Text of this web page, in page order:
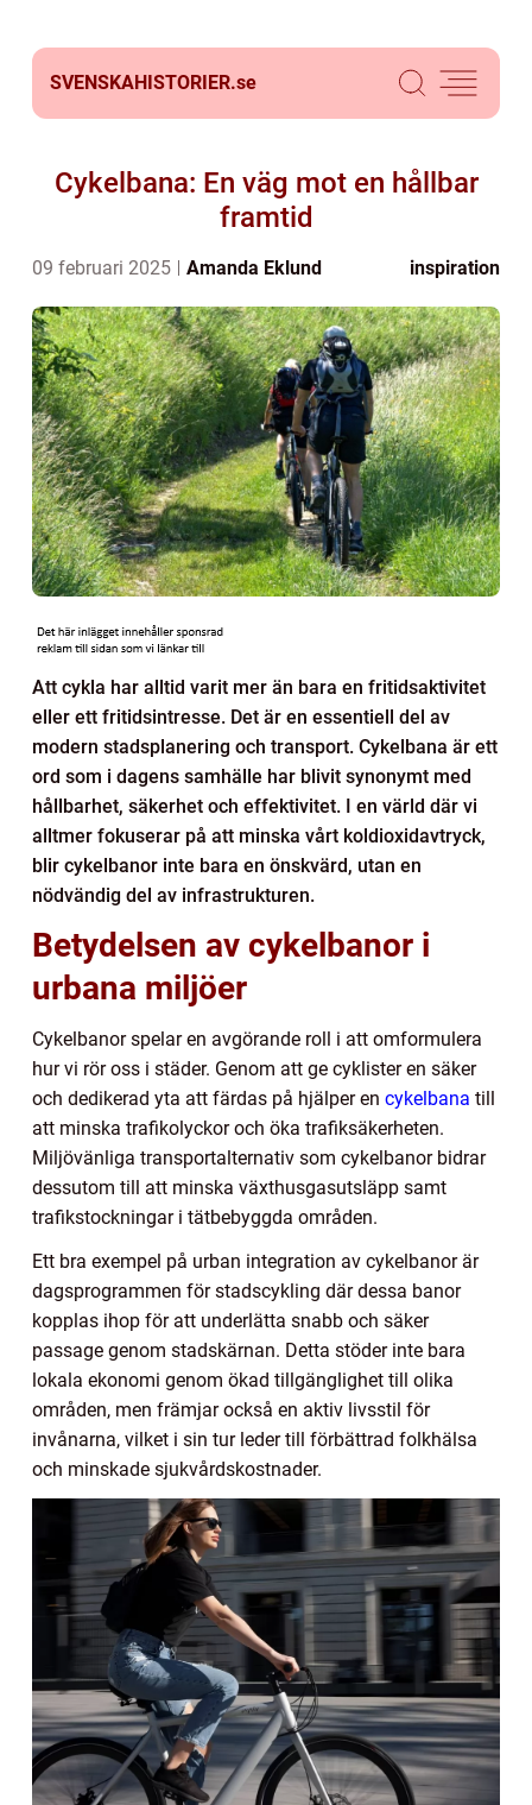
SVENSKAHISTORIER.se
Cykelbana: En väg mot en hållbar
framtid
09 februari 2025 Amanda Eklund inspiration
Att cykla har alltid varit mer än bara en fritidsaktivitet
eller ett fritidsintresse. Det är en essentiell del av
modern stadsplanering och transport. Cykelbana är ett
ord som i dagens samhälle har blivit synonymt med
hållbarhet, säkerhet och effektivitet. I en värld där vi
alltmer fokuserar på att minska vårt koldioxidavtryck,
blir cykelbanor inte bara en önskvärd, utan en
nödvändig del av infrastrukturen.
Betydelsen av cykelbanor i
urbana miljöer
Cykelbanor spelar en avgörande roll i att omformulera
hur vi rör oss i städer. Genom att ge cyklister en säker
och dedikerad yta att färdas på hjälper en cykelbana till
att minska trafikolyckor och öka trafiksäkerheten.
Miljövänliga transportalternativ som cykelbanor bidrar
dessutom till att minska växthusgasutsläpp samt
trafikstockningar i tätbebyggda områden.
Ett bra exempel på urban integration av cykelbanor är
dagsprogrammen för stadscykling där dessa banor
kopplas ihop för att underlätta snabb och säker
passage genom stadskärnan. Detta stöder inte bara
lokala ekonomi genom ökad tillgänglighet till olika
områden, men främjar också en aktiv livsstil för
invånarna, vilket i sin tur leder till förbättrad folkhälsa
och minskade sjukvårdskostnader.